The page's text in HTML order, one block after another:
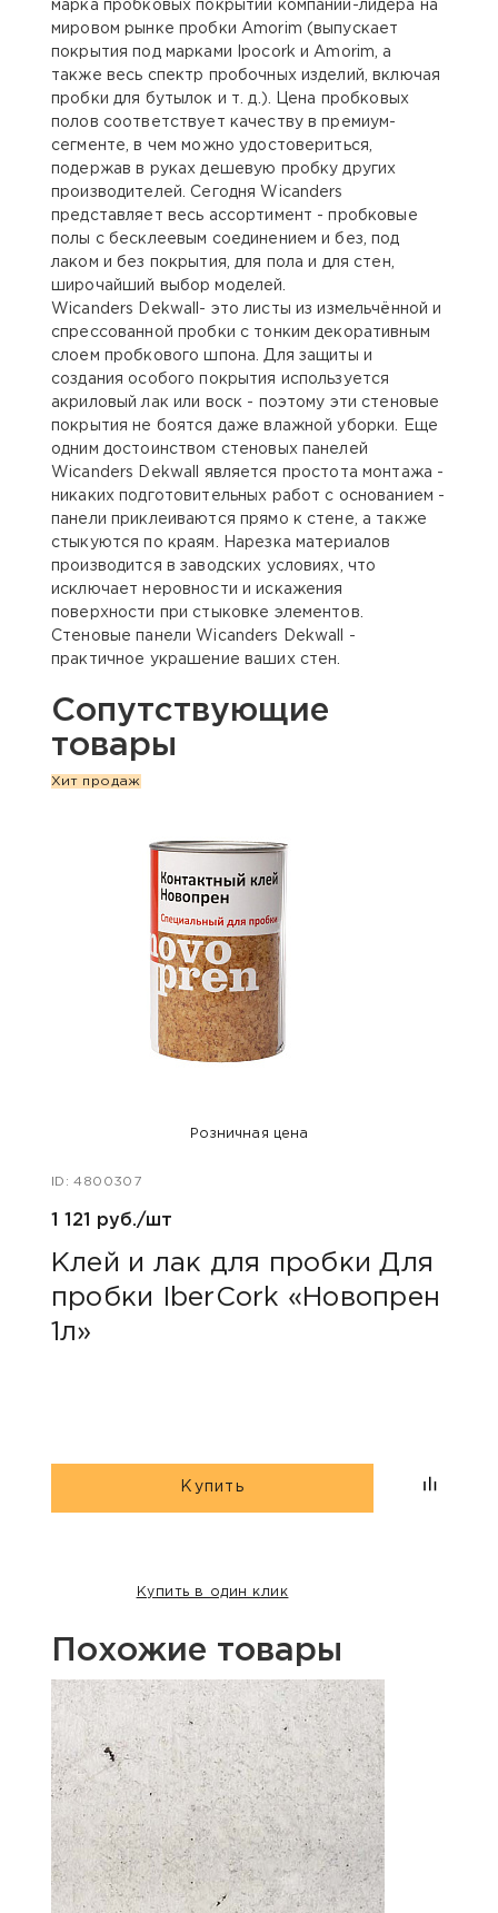
марка пробковых покрытий компании-лидера на
мировом рынке пробки Amorim (выпускает
покрытия под марками Ipocork и Amorim, а
также весь спектр пробочных изделий, включая
пробки для бутылок и т. д.). Цена пробковых
полов соответствует качеству в премиум-
сегменте, в чем можно удостовериться,
подержав в руках дешевую пробку других
производителей. Сегодня Wicanders
представляет весь ассортимент - пробковые
полы с бесклеевым соединением и без, под
лаком и без покрытия, для пола и для стен,
широчайший выбор моделей.
Wicanders Dekwall- это листы из измельчённой и
спрессованной пробки с тонким декоративным
слоем пробкового шпона. Для защиты и
создания особого покрытия используется
акриловый лак или воск - поэтому эти стеновые
покрытия не боятся даже влажной уборки. Еще
одним достоинством стеновых панелей
Wicanders Dekwall является простота монтажа -
никаких подготовительных работ с основанием -
панели приклеиваются прямо к стене, а также
стыкуются по краям. Нарезка материалов
производится в заводских условиях, что
исключает неровности и искажения
поверхности при стыковке элементов.
Стеновые панели Wicanders Dekwall -
практичное украшение ваших стен.
Сопутствующие
товары
Хит продаж
Розничная цена
ID: 4800307
1 121 руб./шт
Клей и лак для пробки Для
пробки IberCork «Новопрен
1л»
Купить
Купить в один клик
Похожие товары